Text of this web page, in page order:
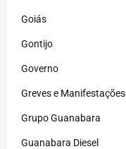
Goiás
Gontijo
Governo
Greves e Manifestações
Grupo Guanabara
Guanabara Diesel